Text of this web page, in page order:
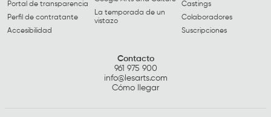
Portal de transparencia
Perfil de contratante
Accesibilidad
La temporada de un
vistazo
Castings
Colaboradores
Suscripciones
Contacto
961 975 900
info@lesarts.com
Cómo llegar